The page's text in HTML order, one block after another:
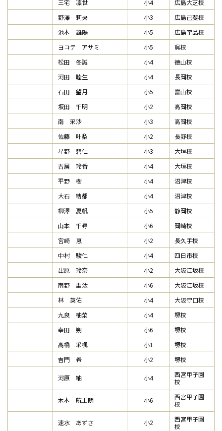
三宅 凛世 小4
広島大芝校
野澤 莉央
小3
広島己斐校
池本 雄陽
小5
広島宇品校
ヨコテ アサミ
小5
呉校
松田 冬誠
小4
徳山校
河田 睦生
小4
長岡校
石田 望月
小5
富山校
坂田 千明
小2
高岡校
南 采沙
小3
高岡校
佐藤 叶梨
小2
長野校
星野 碧仁
小3
大垣校
吉居 玲香
小4
大垣校
平野 樹
小4
沼津校
大石 結都
小4
沼津校
柳澤 夏帆
小5
静岡校
山本 千尋
小6
岡崎校
宮崎 恵
小2
長久手校
中村 駿仁
小4
四日市校
出原 玲奈
小2
大阪江坂校
南野 圭汰
小6
大阪江坂校
林 英佑
小4
大阪守口校
九良 柚菜
小4
堺校
幸田 朔
小6
堺校
高橋 采楓
小1
堺校
吉門 希
小2 堺校
河原 紬 小4
西宮甲子園
校
木本 航士朗 小6
西宮甲子園
校
速水 あずさ 小2
西宮甲子園
校